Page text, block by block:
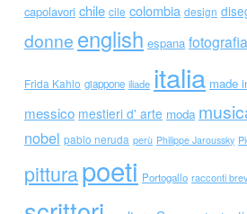
capolavori chile cile colombia design
donne english espana fotografia
Frida Kahlo giappone iliade italia made
messico mestieri d' arte moda
nobel pablo neruda perù Philippe Jaroussky
pitturapoeti Portogallo racconti